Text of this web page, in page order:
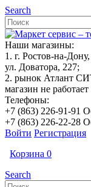
Search
Наши магазины:
1. г. Ростов-на-Дону,
ул. Доватора, 227;
2. рынок Атлант
магазин не работает
Телефоны:
+7 (863) 226-91-91
+7 (863) 226-22-28
Войти Регистрация
Корзина 0
Search